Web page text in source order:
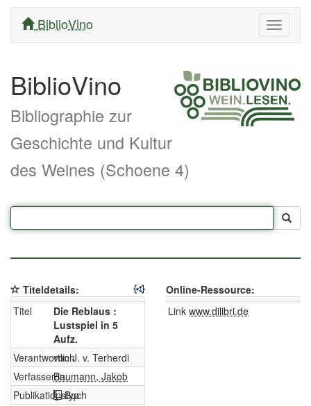
ein/
BiblioVino
BiblioVino
Bibliographie zur
Geschichte und Kultur
des Weines (Schoene 4)
Titeldetails:
Titel
Die Reblaus :
Lustspiel in 5
Aufz.
Verantwortlichvon J. v. Terherdi
Verfasser/inBaumann, Jakob
Publikationstyp
Buch
Online-Ressource:
Link www.dilibri.de